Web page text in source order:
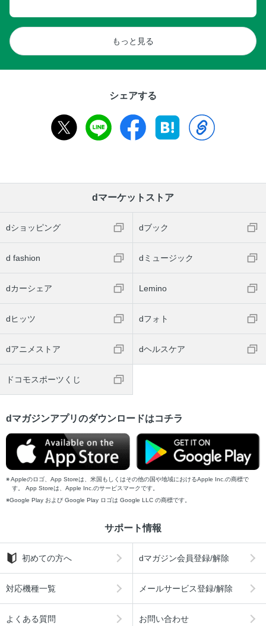
もっと見る
シェアする
dマーケットストア
dショッピング dブック
d fashion dミュージック
dカーシェア Lemino
dヒッツ dフォト
dアニメストア dヘルスケア
ドコモスポーツくじ
dマガジンアプリのダウンロードはコチラ
Appleのロゴ、App Storeは、米国もしくはその他の国や地域におけるApple Inc.の商標で
す。 App Storeは、Apple Inc.のサービスマークです。
Google Play および Google Play ロゴは Google LLC の商標です。
サポート情報
初めての方へ dマガジン会員登録/解除
対応機種一覧 メールサービス登録/解除
よくある質問 お問い合わせ